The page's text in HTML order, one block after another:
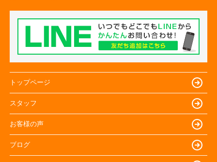
トップページ
スタッフ
お客様の声
ブログ